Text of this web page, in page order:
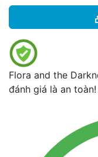
Flora and the
đánh giá là an toàn!